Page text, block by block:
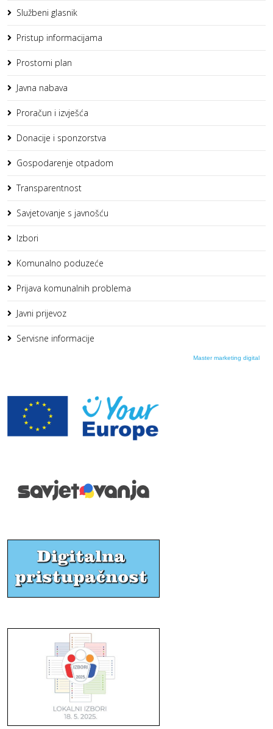
Službeni glasnik
Pristup informacijama
Prostorni plan
Javna nabava
Proračun i izvješća
Donacije i sponzorstva
Gospodarenje otpadom
Transparentnost
Savjetovanje s javnošću
Izbori
Komunalno poduzeće
Prijava komunalnih problema
Javni prijevoz
Servisne informacije
Master marketing digital